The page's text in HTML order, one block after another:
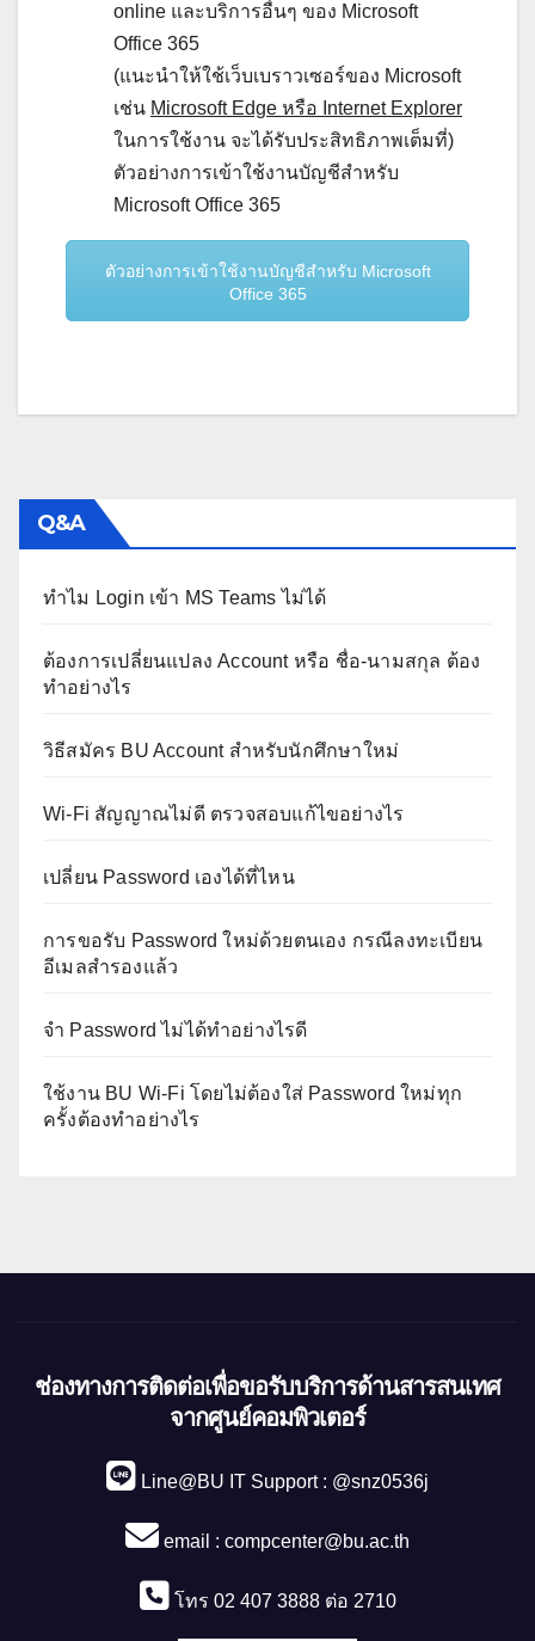
online และบริการอื่นๆ ของ Microsoft
Office 365
(แนะนำให้ใช้เว็บเบราวเซอร์ของ Microsoft
เช่น Microsoft Edge หรือ Internet Explorer
ในการใช้งาน จะได้รับประสิทธิภาพเต็มที่)
ตัวอย่างการเข้าใช้งานบัญชีสำหรับ
Microsoft Office 365
ตัวอย่างการเข้าใช้งานบัญชีสำหรับ Microsoft
Office 365
Q&A
ทำไม Login เข้า MS Teams ไม่ได้
ต้องการเปลี่ยนแปลง Account หรือ ชื่อ-นามสกุล ต้อง
ทำอย่างไร
วิธีสมัคร BU Account สำหรับนักศึกษาใหม่
Wi-Fi สัญญาณไม่ดี ตรวจสอบแก้ไขอย่างไร
เปลี่ยน Password เองได้ที่ไหน
การขอรับ Password ใหม่ด้วยตนเอง กรณีลงทะเบียน
อีเมลสำรองแล้ว
จำ Password ไม่ได้ทำอย่างไรดี
ใช้งาน BU Wi-Fi โดยไม่ต้องใส่ Password ใหม่ทุก
ครั้งต้องทำอย่างไร
ช่องทางการติดต่อเพื่อขอรับบริการด้านสารสนเทศ
จากศูนย์คอมพิวเตอร์
Line@BU IT Support : @snz0536j
email : compcenter@bu.ac.th
โทร 02 407 3888 ต่อ 2710